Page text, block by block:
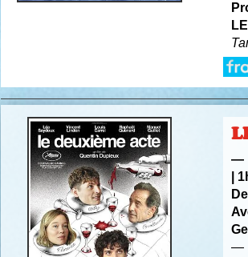
—
De
—